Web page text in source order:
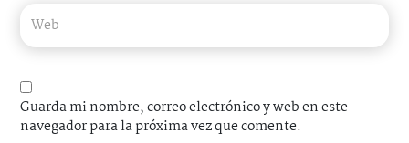
Guarda mi nombre, correo electrónico y web en este
navegador para la próxima vez que comente.